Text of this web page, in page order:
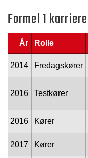
Formel 1 karriere
År Rolle
2014 Fredagskører
2016 Testkører
2016 Kører
2017 Kører